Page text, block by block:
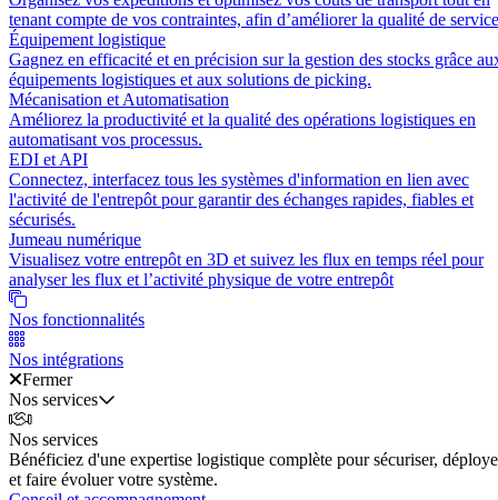
tenant compte de vos contraintes, afin d’améliorer la qualité de
Équipement logistique
Gagnez en efficacité et en précision sur la gestion des stocks grâce
équipements logistiques et aux solutions de picking.
Mécanisation et Automatisation
Améliorez la productivité et la qualité des opérations logistiques en
automatisant vos processus.
EDI et API
Connectez, interfacez tous les systèmes d'information en lien avec
l'activité de l'entrepôt pour garantir des échanges rapides, fiables et
sécurisés.
Jumeau numérique
Visualisez votre entrepôt en 3D et suivez les flux en temps réel pour
analyser les flux et l’activité physique de votre entrepôt
Nos fonctionnalités
Nos intégrations
Fermer
Nos services
Nos services
Bénéficiez d'une expertise logistique complète pour sécuriser,
et faire évoluer votre système.